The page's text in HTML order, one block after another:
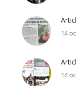
14
14